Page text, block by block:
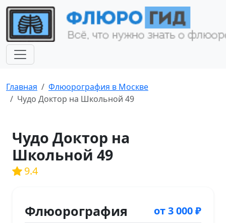
Главная
Флюорография в Москве
Чудо Доктор на Школьной 49
Чудо Доктор на
Школьной 49
9.4
Флюорография от 3 000 ₽